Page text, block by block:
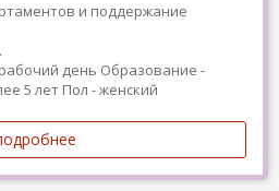
и поддержание
день Образование -
5 лет Пол - женский